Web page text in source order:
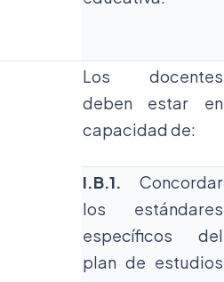
Los docentes
deben estar en
capacidad de:
I.B.1. Concordar
los estándares
específicos del
plan de estudios